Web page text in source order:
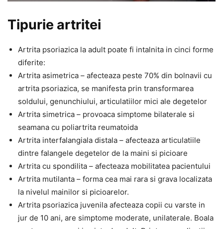
Tipurie artritei
Artrita psoriazica la adult poate fi intalnita in cinci forme
diferite:
Artrita asimetrica – afecteaza peste 70% din bolnavii cu
artrita psoriazica, se manifesta prin transformarea
soldului, genunchiului, articulatiilor mici ale degetelor
Artrita simetrica – provoaca simptome bilaterale si
seamana cu poliartrita reumatoida
Artrita interfalangiala distala – afecteaza articulatiile
dintre falangele degetelor de la maini si picioare
Artrita cu spondilita – afecteaza mobilitatea pacientului
Artrita mutilanta – forma cea mai rara si grava localizata
la nivelul mainilor si picioarelor.
Artrita psoriazica juvenila afecteaza copii cu varste in
jur de 10 ani, are simptome moderate, unilaterale. Boala